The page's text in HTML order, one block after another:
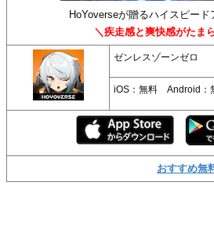
HoYoverseが贈るハイスピード
＼疾走感と爽快感がたま
ゼンレスゾーンゼロ
iOS：無料 Android：
おすすめ無